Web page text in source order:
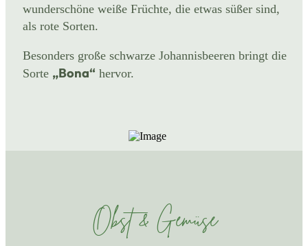
wunderschöne weiße Früchte, die etwas süßer sind,
als rote Sorten.
Besonders große schwarze Johannisbeeren bringt die
Sorte „Bona“ hervor.
Obst & Gemüse